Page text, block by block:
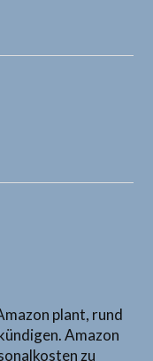
plant, rund
Amazon
zu